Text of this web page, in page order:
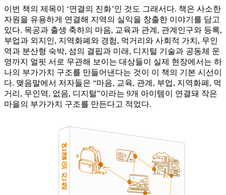
이번 책의 제목이 ‘연결의 진화’인 것도 그래서다. 책은 사소한
자원을 유용하게 연결해 지역의 실익을 창출한 이야기를 담고
있다. 목공과 출생 축하의 마음, 교육과 관계, 관계인구와 등록,
부업과 외지인, 지역화폐와 경험, 먹거리와 사회적 가치, 무인
역과 분산형 숙박, 섬의 결핍과 미래, 디지털 기술과 공동체 운
영까지 얼핏 서로 무관해 보이는 대상들이 실제 현장에서는 하
나의 부가가치 구조를 만들어낸다는 것이 이 책의 기본 시선이
다. 맺음말에서 저자들은 “마음, 교육, 관계, 부업, 지역화폐, 먹
거리, 무인역, 없음, 디지털”이라는 9개 아이템이 연결돼 작은
마을의 부가가치 구조를 만든다고 적었다.